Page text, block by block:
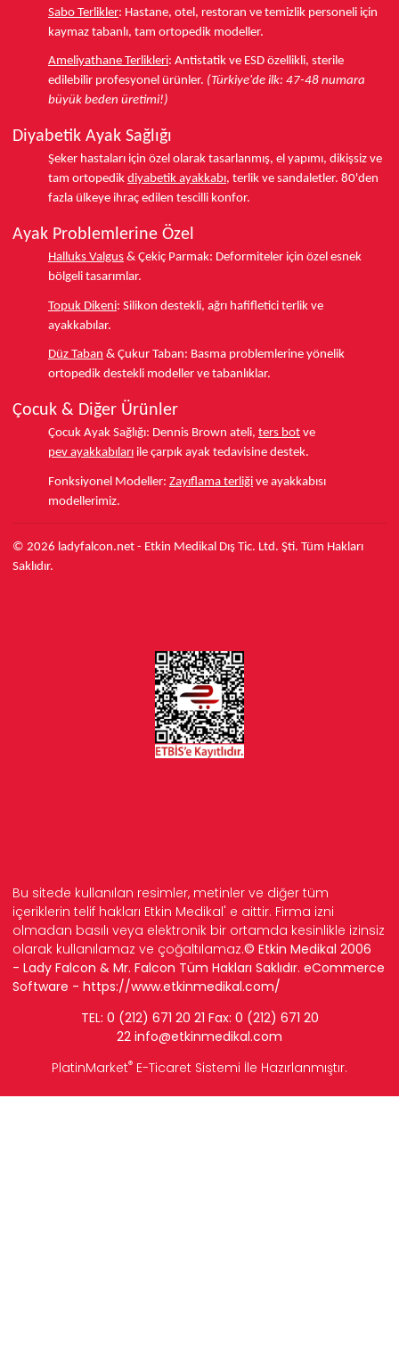
Sabo Terlikler: Hastane, otel, restoran ve temizlik personeli için
kaymaz tabanlı, tam ortopedik modeller.
Ameliyathane Terlikleri: Antistatik ve ESD özellikli, sterile
edilebilir profesyonel ürünler. (Türkiye'de ilk: 47-48 numara
büyük beden üretimi!)
Diyabetik Ayak Sağlığı
Şeker hastaları için özel olarak tasarlanmış, el yapımı, dikişsiz ve
tam ortopedik diyabetik ayakkabı, terlik ve sandaletler. 80'den
fazla ülkeye ihraç edilen tescilli konfor.
Ayak Problemlerine Özel
Halluks Valgus & Çekiç Parmak: Deformiteler için özel esnek
bölgeli tasarımlar.
Topuk Dikeni: Silikon destekli, ağrı hafifletici terlik ve
ayakkabılar.
Düz Taban & Çukur Taban: Basma problemlerine yönelik
ortopedik destekli modeller ve tabanlıklar.
Çocuk & Diğer Ürünler
Çocuk Ayak Sağlığı: Dennis Brown ateli, ters bot ve
pev ayakkabıları ile çarpık ayak tedavisine destek.
Fonksiyonel Modeller: Zayıflama terliği ve ayakkabısı
modellerimiz.
© 2026 ladyfalcon.net - Etkin Medikal Dış Tic. Ltd. Şti. Tüm Hakları
Saklıdır.
Bu sitede kullanılan resimler, metinler ve diğer tüm
içeriklerin telif hakları Etkin Medikal' e aittir. Firma izni
olmadan basılı veya elektronik bir ortamda kesinlikle izinsiz
olarak kullanılamaz ve çoğaltılamaz.© Etkin Medikal 2006
- Lady Falcon & Mr. Falcon Tüm Hakları Saklıdır. eCommerce
Software - https://www.etkinmedikal.com/
TEL: 0 (212) 671 20 21 Fax: 0 (212) 671 20
22 info@etkinmedikal.com
PlatinMarket® E-Ticaret Sistemi İle Hazırlanmıştır.